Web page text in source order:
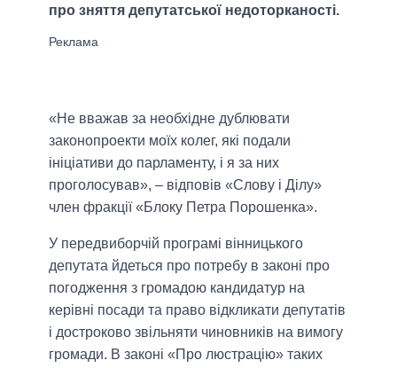
про зняття депутатської недоторканості.
«Не вважав за необхідне дублювати
законопроекти моїх колег, які подали
ініціативи до парламенту, і я за них
проголосував», – відповів «Слову і Ділу»
член фракції «Блоку Петра Порошенка».
У передвиборчій програмі вінницького
депутата йдеться про потребу в законі про
погодження з громадою кандидатур на
керівні посади та право відкликати депутатів
і достроково звільняти чиновників на вимогу
громади. В законі «Про люстрацію» таких